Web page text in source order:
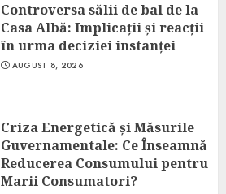
Controversa sălii de bal de la
Casa Albă: Implicații și reacții
în urma deciziei instanței
AUGUST 8, 2026
Criza Energetică și Măsurile
Guvernamentale: Ce Înseamnă
Reducerea Consumului pentru
Marii Consumatori?